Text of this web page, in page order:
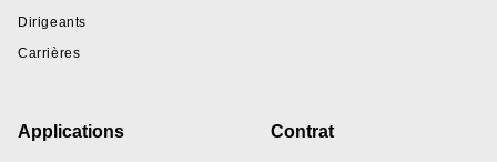
Dirigeants
Carrières
Applications Contrat